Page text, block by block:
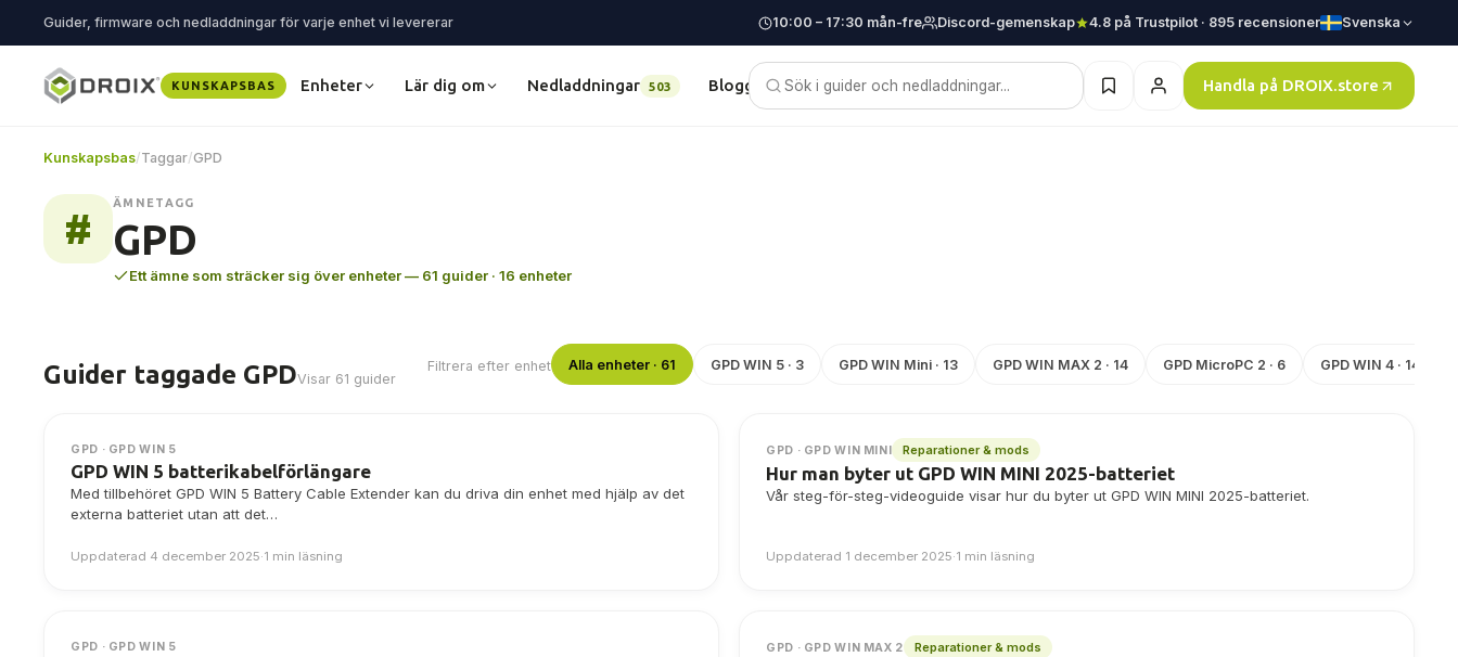
Guider, firmware och nedladdningar för varje enhet vi levererar 10:00 – 17:30 mån-fre Discord-gemenskap 4.8 på Trustpilot · 895 recensioner Svenska
KUNSKAPSBAS Enheter Lär dig om Nedladdningar 503 Blogg Handla på DROIX.store
Kunskapsbas/Taggar/GPD
#
ÄMNETAGG
GPD
Ett ämne som sträcker sig över enheter — 61 guider · 16 enheter
Guider taggade GPDVisar 61 guider
Filtrera efter enhet Alla enheter · 61 GPD WIN 5 · 3 GPD WIN Mini · 13 GPD WIN MAX 2 · 14 GPD MicroPC 2 · 6 GPD WIN 4 · 14
GPD · GPD WIN 5
GPD WIN 5 batterikabelförlängare
Med tillbehöret GPD WIN 5 Battery Cable Extender kan du driva din enhet med hjälp av det
externa batteriet utan att det…
Uppdaterad 4 december 2025·1 min läsning
GPD · GPD WIN MINI Reparationer & mods
Hur man byter ut GPD WIN MINI 2025-batteriet
Vår steg-för-steg-videoguide visar hur du byter ut GPD WIN MINI 2025-batteriet.
Uppdaterad 1 december 2025·1 min läsning
GPD · GPD WIN 5 GPD · GPD WIN MAX 2 Reparationer & mods